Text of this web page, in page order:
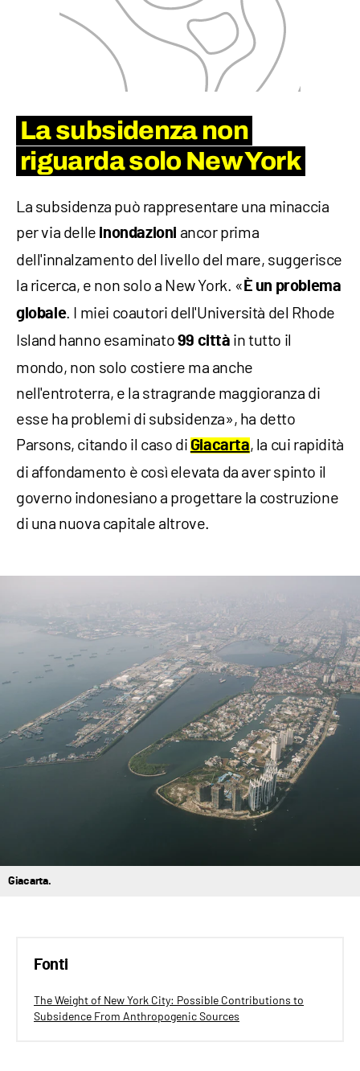
La subsidenza non
riguarda solo New York
La subsidenza può rappresentare una minaccia
per via delle inondazioni ancor prima
dell'innalzamento del livello del mare, suggerisce
la ricerca, e non solo a New York. « È un problema
globale. I miei coautori dell'Università del Rhode
Island hanno esaminato 99 città in tutto il
mondo, non solo costiere ma anche
nell'entroterra, e la stragrande maggioranza di
esse ha problemi di subsidenza», ha detto
Parsons, citando il caso di Giacarta, la cui rapidità
di affondamento è così elevata da aver spinto il
governo indonesiano a progettare la costruzione
di una nuova capitale altrove.
Giacarta.
Fonti
The Weight of New York City: Possible Contributions to
Subsidence From Anthropogenic Sources